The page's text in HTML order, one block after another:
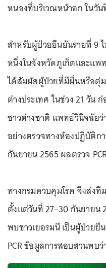
หนองที่บริเวณหน้าอก ในวั
สำหรับผู้ป่วยยืนยันรายที่ 9
หนึ่งในจังหวัดภูเก็ตและแพ
ได้สัมผัสผู้ป่วยที่มีผื่นหรือตุ่ม
ต่างประเทศ ในช่วง 21 วัน
ชาวต่างชาติ แพทย์วินิจฉัยว่
อย่างตรวจทางห้องปฏิบัติก
กันยายน 2565 ผลตรวจ
ทางกรมควบคุมโรค จึงส่งที
ตั้งแต่วันที่ 27–30 กันยายน
พบชาวเยอรมนี เป็นผู้ป่วยยื
PCR ข้อมูลการสอบสวนพบ